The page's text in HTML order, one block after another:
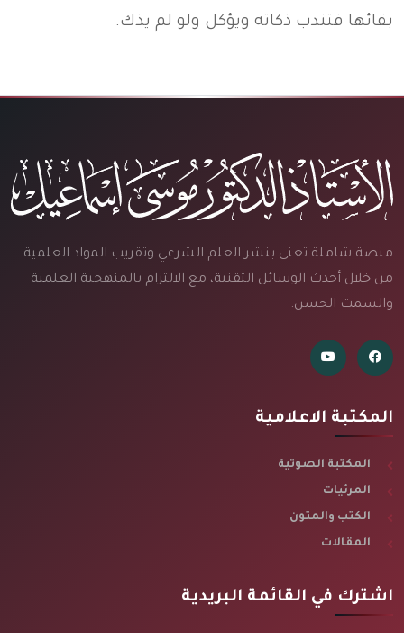
بقائها فتندب ذكاته ويؤكل ولو لم يذك.
منصة شاملة تعنى بنشر العلم الشرعي وتقريب المواد العلمية
من خلال أحدث الوسائل التقنية، مع الالتزام بالمنهجية العلمية
والسمت الحسن.
المكتبة الاعلامية
المكتبة الصوتية
المرئيات
الكتب والمتون
المقالات
اشترك في القائمة البريدية